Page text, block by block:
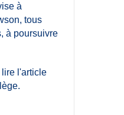
à
tous
à poursuivre
l'article